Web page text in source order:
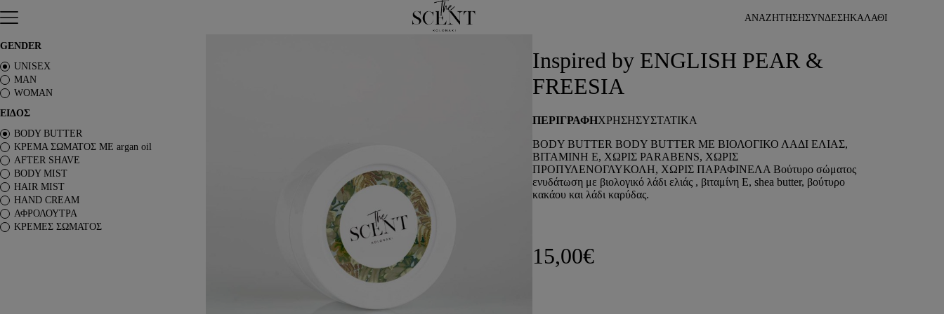
ΑΝΑΖΗΤΗΣΗΣΥΝΔΕΣΗ
ΑΡΩΜΑΤΑ ΤΥΠΟΥ
ΑΦΡΟΛΟΥΤΡΑ
ΚΡΕΜΕΣ ΣΩΜΑΤΟΣ
BODY MIST
HAIR MIST
AFTER SHAVE
BODY SORBET – AFTER SUN
HAIR OILS
SHIMMERING BODY OIL
SKINCARE
/ Inspired by ENGLISH PEAR & FREESIA
Inspired by ENGLISH PEAR &
FREESIA
ΠΕΡΙΓΡΑΦΗΧΡΗΣΗΣΥΣΤΑΤΙΚΑ
BODY BUTTER BODY BUTTER ΜΕ ΒΙΟΛΟΓΙΚΟ ΛΑΔΙ ΕΛΙΑΣ,
ΒΙΤΑΜΙΝΗ Ε, ΧΩΡΙΣ PARABENS, ΧΩΡΙΣ
ΠΡΟΠΥΛΕΝΟΓΛΥΚΟΛΗ, ΧΩΡΙΣ ΠΑΡΑΦΙΝΕΛΑ Βούτυρο σώματος
ενυδάτωση με βιολογικό λάδι ελιάς , βιταμίνη Ε, shea butter, βούτυρο
κακάου και λάδι καρύδας.
15,00€
GENDER
UNISEX
MAN
WOMAN
ΕΙΔΟΣ
BODY BUTTER
ΚΡΕΜΑ ΣΩΜΑΤΟΣ ΜΕ argan oil
AFTER SHAVE
BODY MIST
HAIR MIST
HAND CREAM
ΑΦΡΟΛΟΥΤΡΑ
ΚΡΕΜΕΣ ΣΩΜΑΤΟΣ